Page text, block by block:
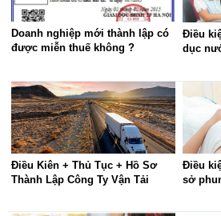
Doanh nghiệp mới thành lập có
được miễn thuế không ?
Điều
dục
Điều Kiên + Thủ Tục + Hồ Sơ
Thành Lập Công Ty Vận Tải
Điều
sở